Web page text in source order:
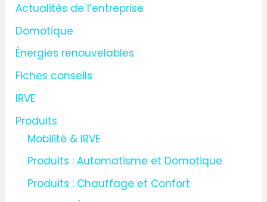
c
h
e
r
:
Actualités de l’entreprise
Domotique
Énergies renouvelables
Fiches conseils
IRVE
Produits
Mobilité & IRVE
Produits : Automatisme et Domotique
Produits : Chauffage et Confort